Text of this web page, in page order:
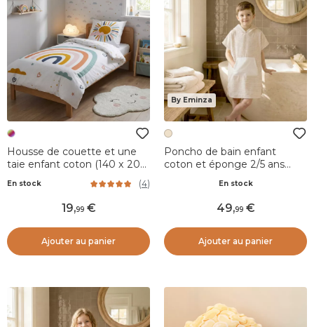
Housse de couette et une
taie enfant coton (140 x 200
En stock (4)
19,99
Ajouter au panier
By Eminza
Poncho de bain enfant
coton et éponge 2/5 ans
En stock
49,99
Ajouter au panier